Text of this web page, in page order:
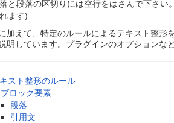
と段落の区切りには空行をはさんで下さ
ます)
加えて、特定のルールによるテキスト整形
明しています。プラグインのオプションな
スト整形のルール
ブロック要素
段落
引用文